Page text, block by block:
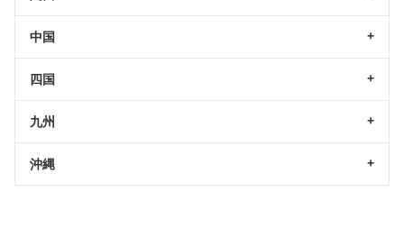
中国
四国
九州
沖縄